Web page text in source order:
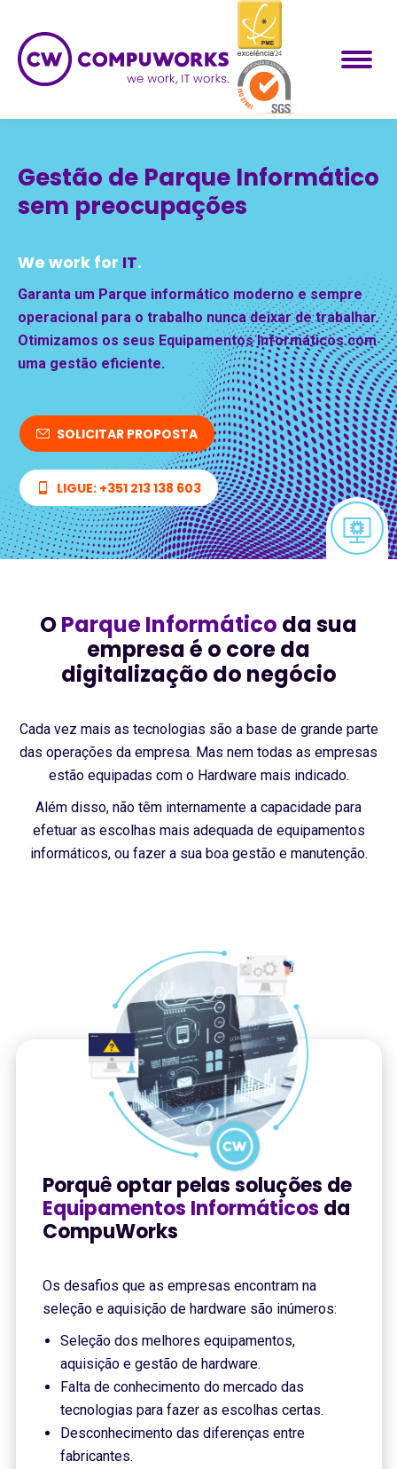
Gestão de Parque Informático
sem preocupações
We work for IT.
Garanta um Parque informático moderno e sempre
operacional para o trabalho nunca deixar de trabalhar.
Otimizamos os seus Equipamentos Informáticos com
uma gestão eficiente.
SOLICITAR PROPOSTA
LIGUE: +351 213 138 603
OParque Informático da sua
empresa é o core da
digitalização do negócio
Cada vez mais as tecnologias são a base de grande parte
das operações da empresa. Mas nem todas as empresas
estão equipadas com o Hardware mais indicado.
Além disso, não têm internamente a capacidade para
efetuar as escolhas mais adequada de equipamentos
informáticos, ou fazer a sua boa gestão e manutenção.
Porquê optar pelas soluções de
Equipamentos Informáticos da
CompuWorks
Os desafios que as empresas encontram na
seleção e aquisição de hardware são inúmeros:
Seleção dos melhores equipamentos,
aquisição e gestão de hardware.
Falta de conhecimento do mercado das
tecnologias para fazer as escolhas certas.
Desconhecimento das diferenças entre
fabricantes.